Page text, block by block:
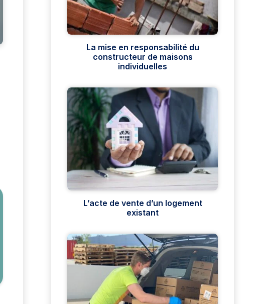
La mise en responsabilité du
constructeur de maisons
individuelles
L’acte de vente d’un logement
existant